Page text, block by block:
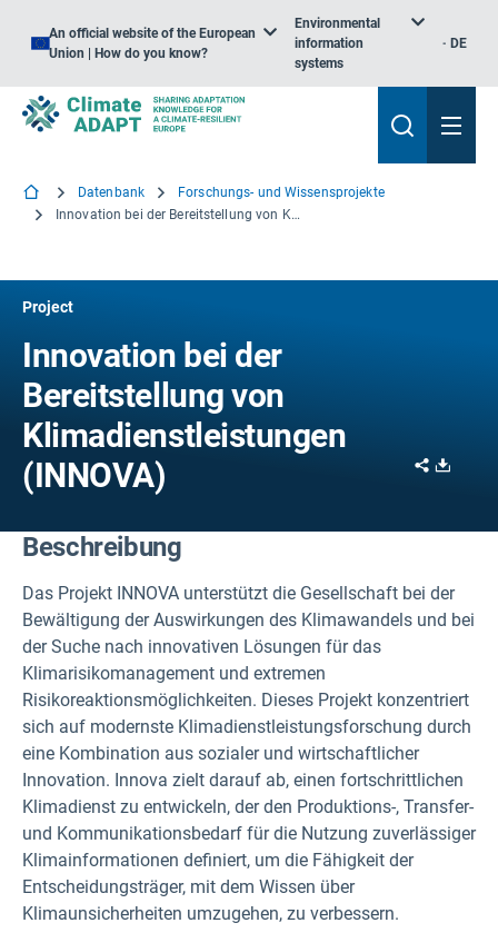
An official website of the European
Union | How do you know?
Environmental
information
systems
DE
Datenbank
Forschungs- und Wissensprojekte
Innovation bei der Bereitstellung von Klimadienstleistungen
Project
Innovation bei der
Bereitstellung von
Klimadienstleistungen
(INNOVA)
Share
Beschreibung
Das Projekt INNOVA unterstützt die Gesellschaft bei der
Bewältigung der Auswirkungen des Klimawandels und bei
der Suche nach innovativen Lösungen für das
Klimarisikomanagement und extremen
Risikoreaktionsmöglichkeiten. Dieses Projekt konzentriert
sich auf modernste Klimadienstleistungsforschung durch
eine Kombination aus sozialer und wirtschaftlicher
Innovation. Innova zielt darauf ab, einen fortschrittlichen
Klimadienst zu entwickeln, der den Produktions-, Transfer-
und Kommunikationsbedarf für die Nutzung zuverlässiger
Klimainformationen definiert, um die Fähigkeit der
Entscheidungsträger, mit dem Wissen über
Klimaunsicherheiten umzugehen, zu verbessern.